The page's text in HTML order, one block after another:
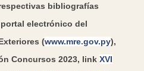
bibliografías
electrónico del
(www.mre.gov.py),
Concursos 2023, link XVI